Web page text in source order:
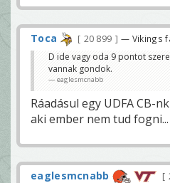
Toca 20 899 — Vikings
D ide vagy oda 9 pontot
vannak gondok.
eaglesmcnabb
Ráadásul egy UDFA CB-
aki ember nem tud fogni...
eaglesmcnabb